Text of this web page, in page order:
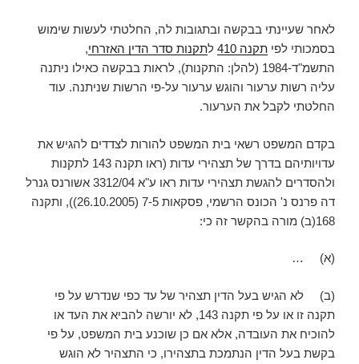
לאחר שעיינתי בבקשה ובתגובות לה, החלטתי לעשות שימוש
בסמכותי לפי תקנה 410 לתקנות סדר הדין האזרחי,
התשמ"ד-1984 (להלן: התקנות), לראות בבקשה כאילו ניתנה
עליה רשות ערעור והוגש ערעור על-פי הרשות שניתנה. עוד
החלטתי לקבל את הערעור.
בקדם המשפט רשאי בית המשפט להורות לצדדים להגיש את
עדויותיהם בדרך של תצהירי עדות (ראו תקנה 143 לתקנות
ולהסדרים להגשת תצהירי עדות ראו ע"א 3312/04 אשורנס גנרל
דה פרנס נ' הכונס הרשמי, פסקאות 7-5 (26.10.2005)), ותקנה
168(ב) מורה בהקשר זה כי:
(א) …
(ב) לא הגיש בעל הדין תצהיר של עד כפי שנדרש על פי
תקנה זו או על פי תקנה 143, לא יורשה להביא את העד או
להוכיח את העובדה, אלא אם כן שוכנע בית המשפט, על פי
בקשת בעל הדין הנתמכת בתצהירו, כי התצהיר לא הוגש